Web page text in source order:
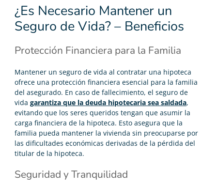
¿Es Necesario Mantener un
Seguro de Vida? – Beneficios
Protección Financiera para la Familia
Mantener un seguro de vida al contratar una hipoteca
ofrece una protección financiera esencial para la familia
del asegurado. En caso de fallecimiento, el seguro de
vida garantiza que la deuda hipotecaria sea saldada,
evitando que los seres queridos tengan que asumir la
carga financiera de la hipoteca. Esto asegura que la
familia pueda mantener la vivienda sin preocuparse por
las dificultades económicas derivadas de la pérdida del
titular de la hipoteca.
Seguridad y Tranquilidad